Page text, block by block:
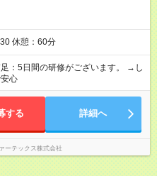
休憩：60分
：5日間の研修がございます。 →し
心
する 詳細へ
ーテックス株式会社